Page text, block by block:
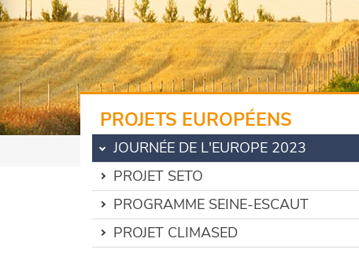
PROJETS EUROPÉENS
JOURNÉE DE L'EUROPE 2023
PROJET SETO
PROGRAMME SEINE-ESCAUT
PROJET CLIMASED